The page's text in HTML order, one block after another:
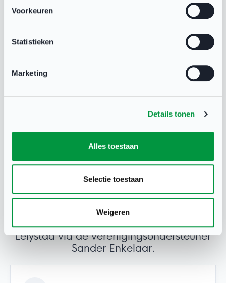
Voorkeuren
Statistieken
Marketing
Details tonen
Alles toestaan
Selectie toestaan
Weigeren
Heeft u een vraag?
Neem contact op met Sportbedrijf
Lelystad via de verenigingsondersteuner
Sander Enkelaar.